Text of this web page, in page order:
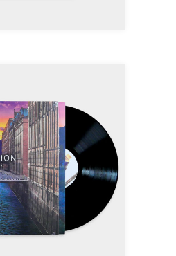
–
VINYLE
25,00€